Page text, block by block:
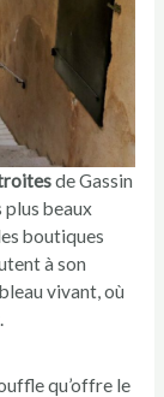
de Gassin
beaux
boutiques
à son
vivant, où
qu’offre le